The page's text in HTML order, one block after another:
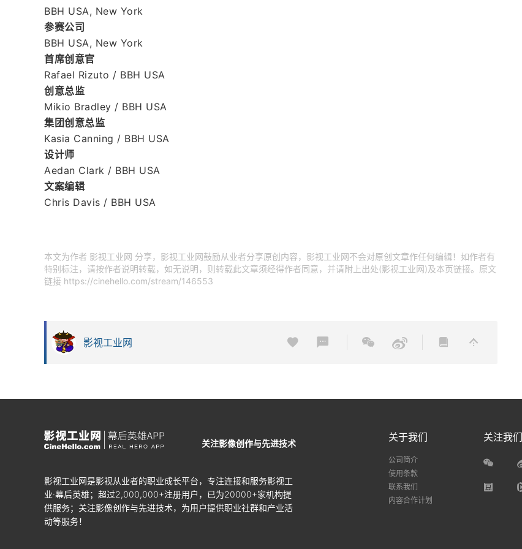
BBH USA, New York
参赛公司
BBH USA, New York
首席创意官
Rafael Rizuto / BBH USA
创意总监
Mikio Bradley / BBH USA
集团创意总监
Kasia Canning / BBH USA
设计师
Aedan Clark / BBH USA
文案编辑
Chris Davis / BBH USA
本文为作者 影视工业网 分享，影视工业网鼓励从业者分享原创内容，影视工业网不会对原创文章作任何编辑！如作者有
特别标注，请按作者说明转载，如无说明，则转载此文章须经得作者同意，并请附上出处(影视工业网)及本页链接。原文
链接 https://cinehello.com/stream/146553
影视工业网
关注影像创作与先进技术
影视工业网是影视从业者的职业成长平台，专注连接和服务影视工
业·幕后英雄；超过2,000,000+注册用户，已为20000+家机构提
供服务；关注影像创作与先进技术，为用户提供职业社群和产业活
动等服务！
关于我们
公司简介
使用条款
联系我们
内容合作计划
关注我们